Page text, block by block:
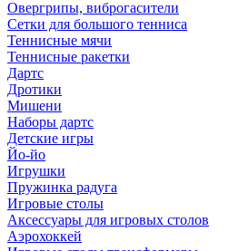
Овергрипы, виброгасители
Сетки для большого тенниса
Теннисные мячи
Теннисные ракетки
Дартс
Дротики
Мишени
Наборы дартс
Детские игры
Йо-йо
Игрушки
Пружинка радуга
Игровые столы
Аксессуары для игровых столов
Аэрохоккей